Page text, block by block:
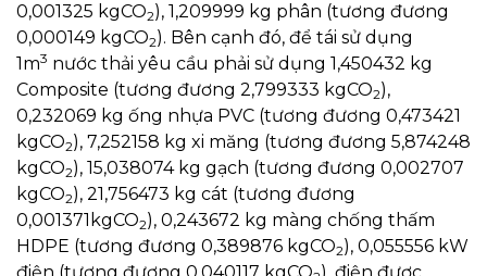
0,001325 kgCO2), 1,209999 kg phân (tương đương
0,000149 kgCO2). Bên cạnh đó, để tái sử dụng
1m3 nước thải yêu cầu phải sử dụng 1,450432 kg
Composite (tương đương 2,799333 kgCO2),
0,232069 kg ống nhựa PVC (tương đương 0,473421
kgCO2), 7,252158 kg xi măng (tương đương 5,874248
kgCO2), 15,038074 kg gạch (tương đương 0,002707
kgCO2), 21,756473 kg cát (tương đương
0,001371kgCO2), 0,243672 kg màng chống thấm
HDPE (tương đương 0,389876 kgCO2), 0,055556 kW